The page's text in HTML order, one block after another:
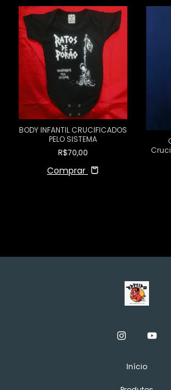
BODY INFANTIL CRUCIFICADOS
PELO SISTEMA
R$70,00
Comprar
Início